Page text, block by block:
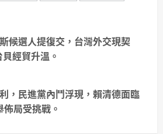
候選人提復交，台灣外交現契
經貿升溫。
，民進黨內鬥浮現，賴清德面臨
局受挑戰。